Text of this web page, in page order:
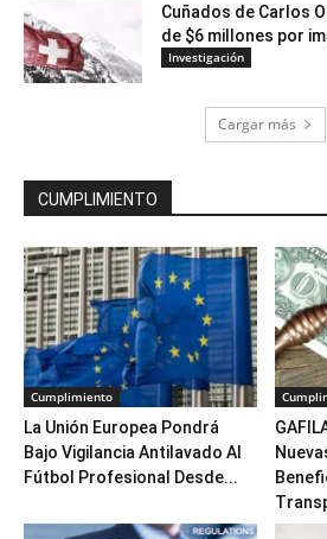
Cuñados de Carlos
de $6 millones por
Investigación
Cargar más
CUMPLIMIENTO
Cumplimiento
La Unión Europea Pondrá
Bajo Vigilancia Antilavado Al
Fútbol Profesional Desde...